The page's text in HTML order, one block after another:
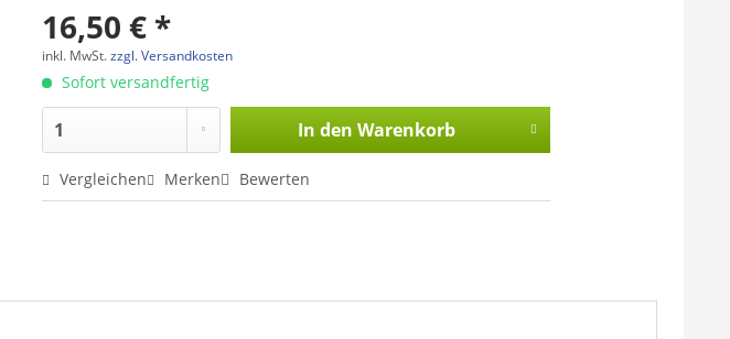
16,50 € *
inkl. MwSt.zzgl. Versandkosten
Sofort versandfertig
In den Warenkorb
Vergleichen Merken Bewerten